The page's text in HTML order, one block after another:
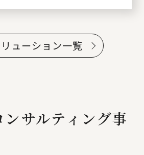
ューション一覧
サルティング事